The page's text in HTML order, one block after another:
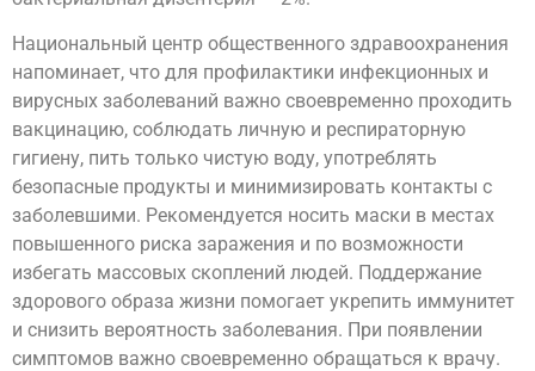
Национальный центр общественного здравоохранения
напоминает, что для профилактики инфекционных и
вирусных заболеваний важно своевременно проходить
вакцинацию, соблюдать личную и респираторную
гигиену, пить только чистую воду, употреблять
безопасные продукты и минимизировать контакты с
заболевшими. Рекомендуется носить маски в местах
повышенного риска заражения и по возможности
избегать массовых скоплений людей. Поддержание
здорового образа жизни помогает укрепить иммунитет
и снизить вероятность заболевания. При появлении
симптомов важно своевременно обращаться к врачу.